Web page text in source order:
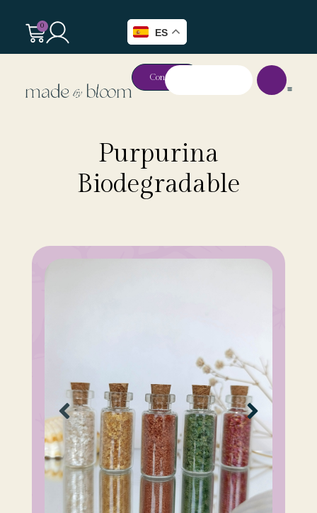
ES
0
Contacto
Purpurina
Biodegradable